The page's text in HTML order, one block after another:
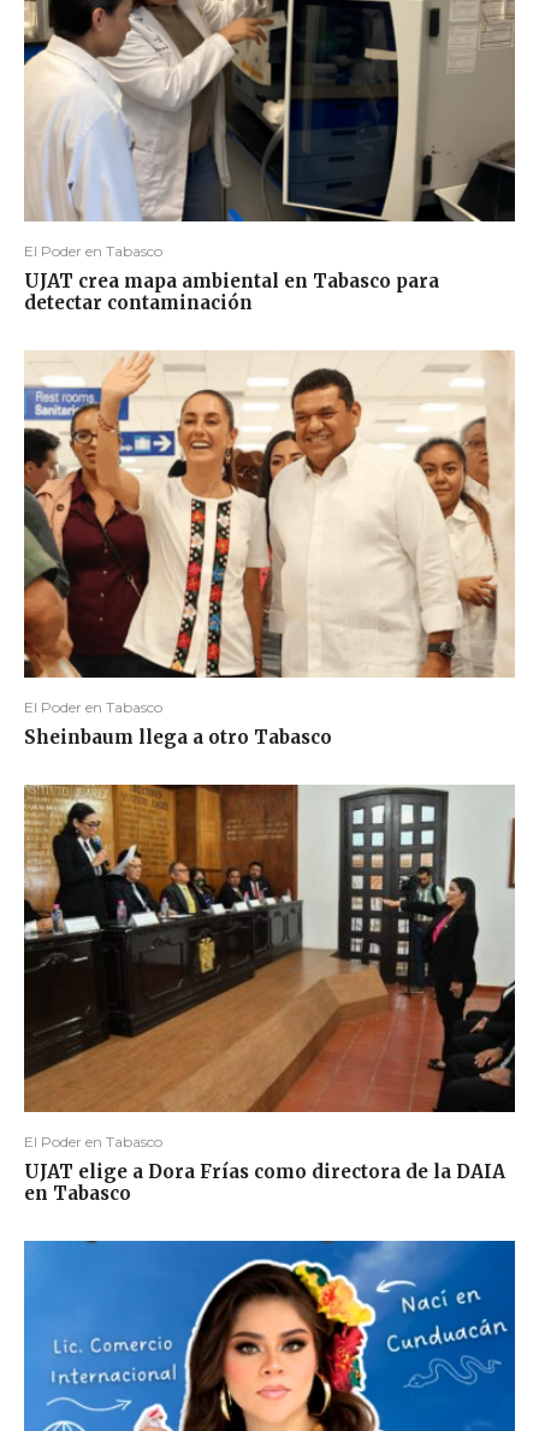
El Poder en Tabasco
UJAT crea mapa ambiental en Tabasco para
detectar contaminación
El Poder en Tabasco
Sheinbaum llega a otro Tabasco
El Poder en Tabasco
UJAT elige a Dora Frías como directora de la DAIA
en Tabasco